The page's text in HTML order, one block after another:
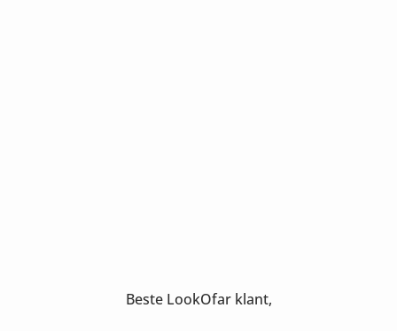
Beste LookOfar klant,